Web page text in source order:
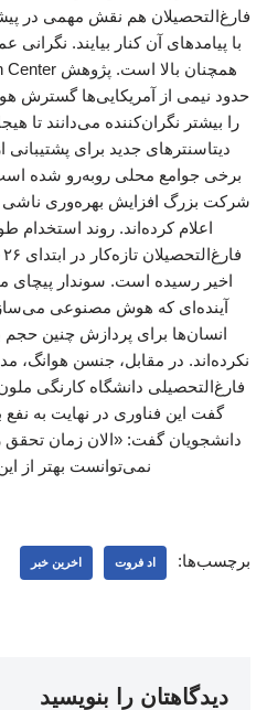
با پیامدهای آن کنار بیایند.
حدود نیمی از آمریکایی‌ها گسترش
را بیشتر نگران‌کننده می‌دانند تا
اعلام کرده‌اند. روند استخدام
اخیر رسیده است. سوندار پیچای
آینده‌ای که هوش مصنوعی
انسان‌ها برای پردازش چنین حجم
نکرده‌اند. در مقابل، جنسن هوانگ،
فارغ‌التحصیلی دانشگاه ‌کارنگی
گفت این فناوری در نهایت به
دانشجویان گفت: «الان زمان
نمی‌توانست بهتر از این
برچسب‌ها: اد فروت اخرین خبر
دیدگاهتان را بنویسید